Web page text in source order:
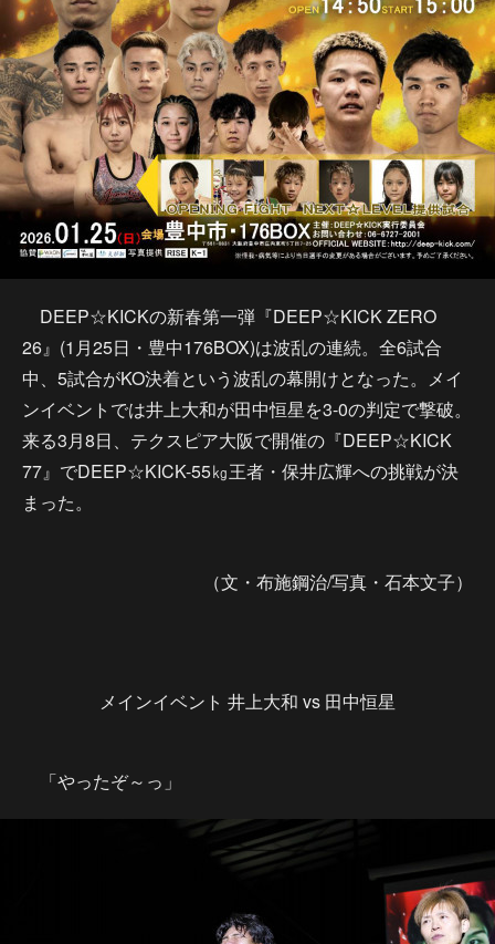
DEEP☆KICKの新春第一弾『DEEP☆KICK ZERO
26』(1月25日・豊中176BOX)は波乱の連続。全6試合
中、5試合がKO決着という波乱の幕開けとなった。メイ
ンイベントでは井上大和が田中恒星を3-0の判定で撃破。
来る3月8日、テクスピア大阪で開催の『DEEP☆KICK
77』でDEEP☆KICK-55㎏王者・保井広輝への挑戦が決
まった。
（文・布施鋼治/写真・石本文子）
メインイベント 井上大和 vs 田中恒星
「やったぞ～っ」